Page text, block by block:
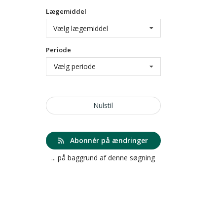
Lægemiddel
Vælg lægemiddel
Periode
Vælg periode
Nulstil
Abonnér på ændringer
... på baggrund af denne søgning